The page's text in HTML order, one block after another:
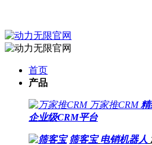
首页
产品
万家推CRM 精
企业级CRM平台
筛客宝 电销机器人